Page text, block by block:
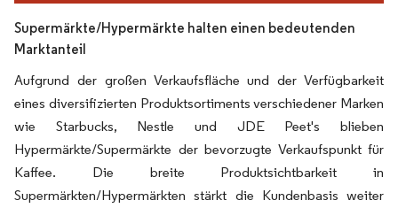
Supermärkte/Hypermärkte halten einen bedeutenden
Marktanteil
Aufgrund der großen Verkaufsfläche und der Verfügbarkeit
eines diversifizierten Produktsortiments verschiedener Marken
wie Starbucks, Nestle und JDE Peet's blieben
Hypermärkte/Supermärkte der bevorzugte Verkaufspunkt für
Kaffee. Die breite Produktsichtbarkeit in
Supermärkten/Hypermärkten stärkt die Kundenbasis weiter